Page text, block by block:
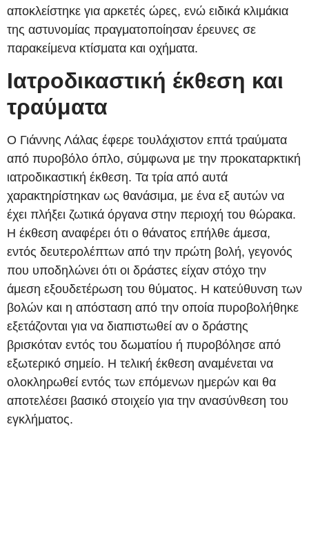
αποκλείστηκε για αρκετές ώρες, ενώ ειδικά κλιμάκια
της αστυνομίας πραγματοποίησαν έρευνες σε
παρακείμενα κτίσματα και οχήματα.
Ιατροδικαστική έκθεση και
τραύματα
Ο Γιάννης Λάλας έφερε τουλάχιστον επτά τραύματα
από πυροβόλο όπλο, σύμφωνα με την προκαταρκτική
ιατροδικαστική έκθεση. Τα τρία από αυτά
χαρακτηρίστηκαν ως θανάσιμα, με ένα εξ αυτών να
έχει πλήξει ζωτικά όργανα στην περιοχή του θώρακα.
Η έκθεση αναφέρει ότι ο θάνατος επήλθε άμεσα,
εντός δευτερολέπτων από την πρώτη βολή, γεγονός
που υποδηλώνει ότι οι δράστες είχαν στόχο την
άμεση εξουδετέρωση του θύματος. Η κατεύθυνση των
βολών και η απόσταση από την οποία πυροβολήθηκε
εξετάζονται για να διαπιστωθεί αν ο δράστης
βρισκόταν εντός του δωματίου ή πυροβόλησε από
εξωτερικό σημείο. Η τελική έκθεση αναμένεται να
ολοκληρωθεί εντός των επόμενων ημερών και θα
αποτελέσει βασικό στοιχείο για την ανασύνθεση του
εγκλήματος.